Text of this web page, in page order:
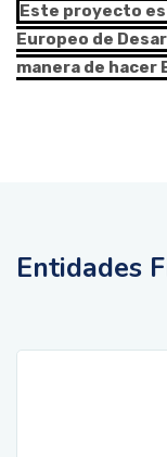
Este proyecto
Europeo de
manera de hacer
Entidades